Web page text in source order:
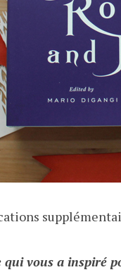
qui vous a inspiré